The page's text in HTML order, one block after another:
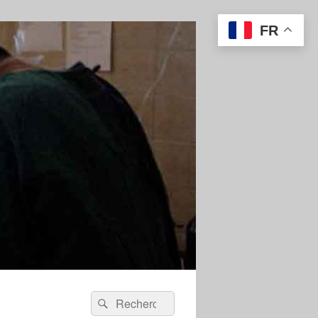
Recherche :
Rechercher
FR